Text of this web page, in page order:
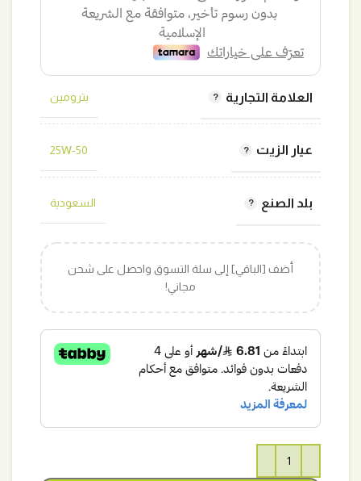
العلامة التجارية بترومين
عيار الزيت 25W-50
بلد الصنع السعودية
أضف [الباقي] إلى سلة التسوق واحصل على شحن
مجاني!